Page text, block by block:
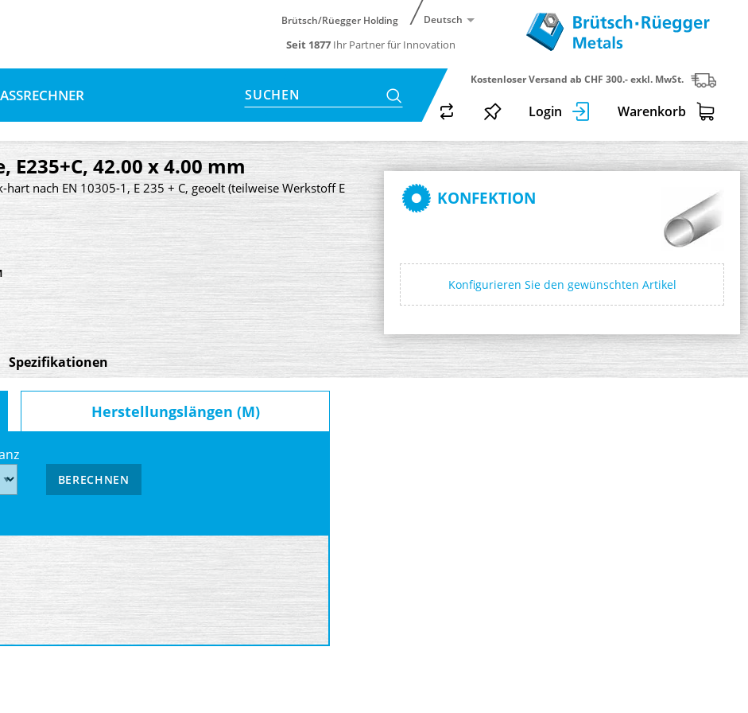
Brütsch/Rüegger Holding Deutsch
Seit 1877 Ihr Partner für Innovation
SUCHEN
Kostenloser Versand ab CHF 300.- exkl. MwSt.
Login Warenkorb
42.00 x 4.00 mm
nach EN 10305-1, E 235 + C, geoelt (teilweise Werkstoff E
Spezifikationen
Herstellungslängen (M)
BERECHNEN
KONFEKTION
Konfigurieren Sie den gewünschten Artikel